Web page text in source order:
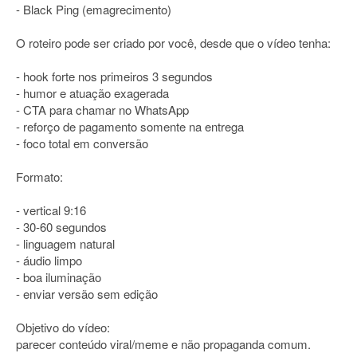
- Black Ping (emagrecimento)
O roteiro pode ser criado por você, desde que o vídeo tenha:
- hook forte nos primeiros 3 segundos
- humor e atuação exagerada
- CTA para chamar no WhatsApp
- reforço de pagamento somente na entrega
- foco total em conversão
Formato:
- vertical 9:16
- 30-60 segundos
- linguagem natural
- áudio limpo
- boa iluminação
- enviar versão sem edição
Objetivo do vídeo:
parecer conteúdo viral/meme e não propaganda comum.